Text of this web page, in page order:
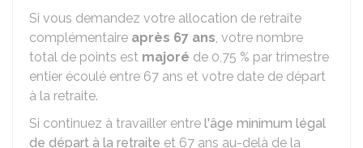
Si vous demandez votre allocation de retraite
complémentaire après 67 ans, votre nombre
total de points est majoré de 0,75 % par trimestre
entier écoulé entre 67 ans et votre date de départ
à la retraite.
Si continuez à travailler entre l'âge minimum légal
de départ à la retraite et 67 ans au-delà de la